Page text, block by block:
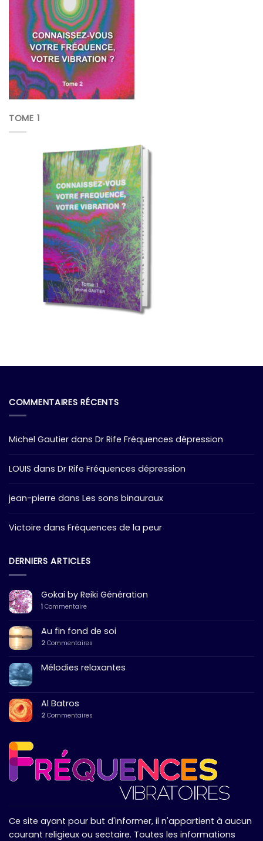
TOME 1
COMMENTAIRES RÉCENTS
Michel Gautier dans Dr Rife Fréquences dépression
LOUIS dans Dr Rife Fréquences dépression
jean-pierre dans Les sons binauraux
Victoire dans Fréquences de la peur
DERNIERS ARTICLES
Gokai by Reiki Génération
1 Commentaire
Au fin fond de soi
2 Commentaires
Mélodies relaxantes
Al Batros
2 Commentaires
Ce site ayant pour but d'informer, il n'appartient à aucun
courant religieux ou sectaire. Toutes les informations